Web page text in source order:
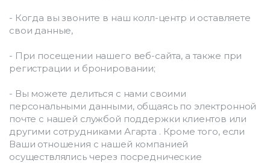
- Когда вы звоните в наш колл-центр и оставляете
свои данные,
- При посещении нашего веб-сайта, а также при
регистрации и бронировании;
- Вы можете делиться с нами своими
персональными данными, общаясь по электронной
почте с нашей службой поддержки клиентов или
другими сотрудниками Агарта . Кроме того, если
Ваши отношения с нашей компанией
осуществлялись через посреднические